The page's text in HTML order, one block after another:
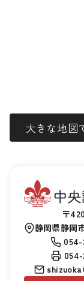
大きな地図
〒
静岡県静岡
054-
054-